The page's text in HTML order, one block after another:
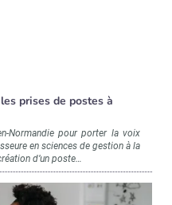
prises de postes à
Normandie pour porter la voix
en sciences de gestion à la
d’un poste…